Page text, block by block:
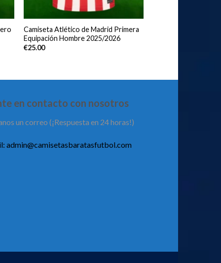
Camiseta Atlético de Madrid Primera
Equipación Hombre 2025/2026
€25.00
en contacto con nosotros
un correo (¡Respuesta en 24 horas!)
admin@camisetasbaratasfutbol.com